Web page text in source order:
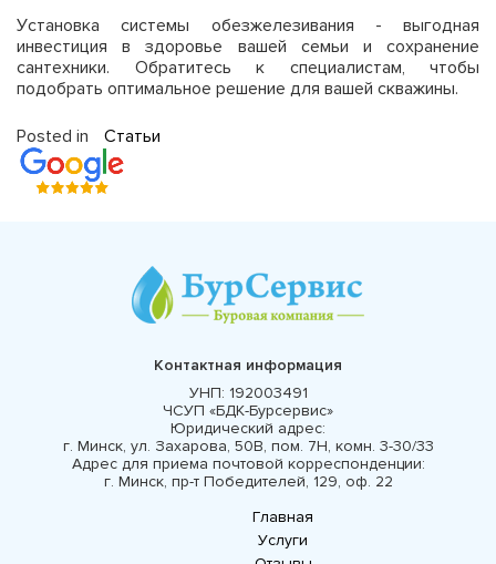
Установка системы обезжелезивания - выгодная
инвестиция в здоровье вашей семьи и сохранение
сантехники. Обратитесь к специалистам, чтобы
подобрать оптимальное решение для вашей скважины.
Posted in Статьи
Контактная информация
УНП: 192003491
ЧСУП «БДК-Бурсервис»
Юридический адрес:
г. Минск, ул. Захарова, 50В, пом. 7Н, комн. 3-30/33
Адрес для приема почтовой корреспонденции:
г. Минск, пр-т Победителей, 129, оф. 22
Главная
Услуги